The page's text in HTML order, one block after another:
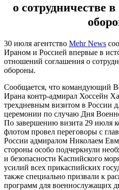
о сотрудничестве
30 июля агентство Mehr News
Ираном и Россией впервые в
отношений соглашения о
обороны.
Сообщается, что командующий
Ирана контр-адмирал Хоссейн
трехдневным визитом в России
церемонии по случаю Дня
По завершению визита 29 июля
флотом провел переговоры с
России адмиралом Николаем
стороны особо подчеркнули
и безопасности Каспийского
усилий всех прикаспийских
также специально призвали к
программ для военнослужащих